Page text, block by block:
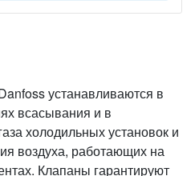
устанавливаются в
всасывания и в
холодильных установок и
воздуха, работающих на
Клапаны гарантируют